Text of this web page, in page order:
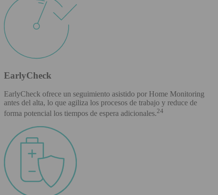
EarlyCheck
EarlyCheck ofrece un seguimiento asistido por Home Monitoring
antes del alta, lo que agiliza los procesos de trabajo y reduce de
forma potencial los tiempos de espera adicionales.24